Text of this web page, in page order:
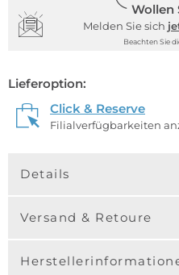
Wollen
Melden Sie sich
Beachten Sie
Lieferoption:
Click & Reserve
Filialverfügbarkeiten
Details
Versand & Retoure